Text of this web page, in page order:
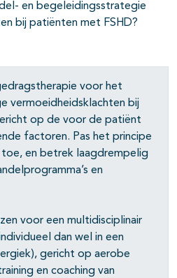
en begeleidingsstrategie
bij patiënten met FSHD?
voor het
vermoeidheidsklachten bij
op de voor de patiënt
factoren. Pas het principe
en betrek laagdrempelig
en
voor een multidisciplinair
dan wel in een
gericht op aerobe
en coaching van